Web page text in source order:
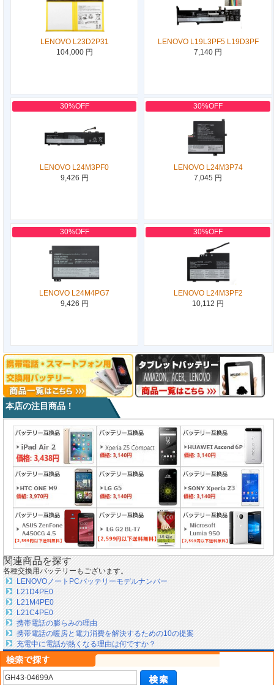
LENOVO L23D2P31
104,000 円
LENOVO L19L3PF5 L19D3PF
7,140 円
30%OFF
LENOVO L24M3PF0
9,426 円
30%OFF
LENOVO L24M3P74
7,045 円
30%OFF
LENOVO L24M4PG7
9,426 円
30%OFF
LENOVO L24M3PF2
10,112 円
本店の注目商品！
関連商品を探す
各種交換用バッテリーもございます。
LENOVOノートPCバッテリーモデルナンバー
L21D4PE0
L21M4PE0
L21C4PE0
携帯電話の膨らみの理由
携帯電話の暖房と電力消費を解決するための10の提案
充電中に電話が熱くなる理由は何ですか？